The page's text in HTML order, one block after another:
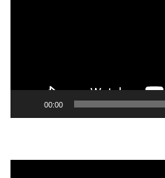
00:00